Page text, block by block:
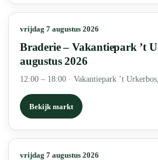
vrijdag 7 augustus 2026
Braderie – Vakantiepark ’t
augustus 2026
12:00 – 18:00 · Vakantiepark ’t
Bekijk markt
vrijdag 7 augustus 2026